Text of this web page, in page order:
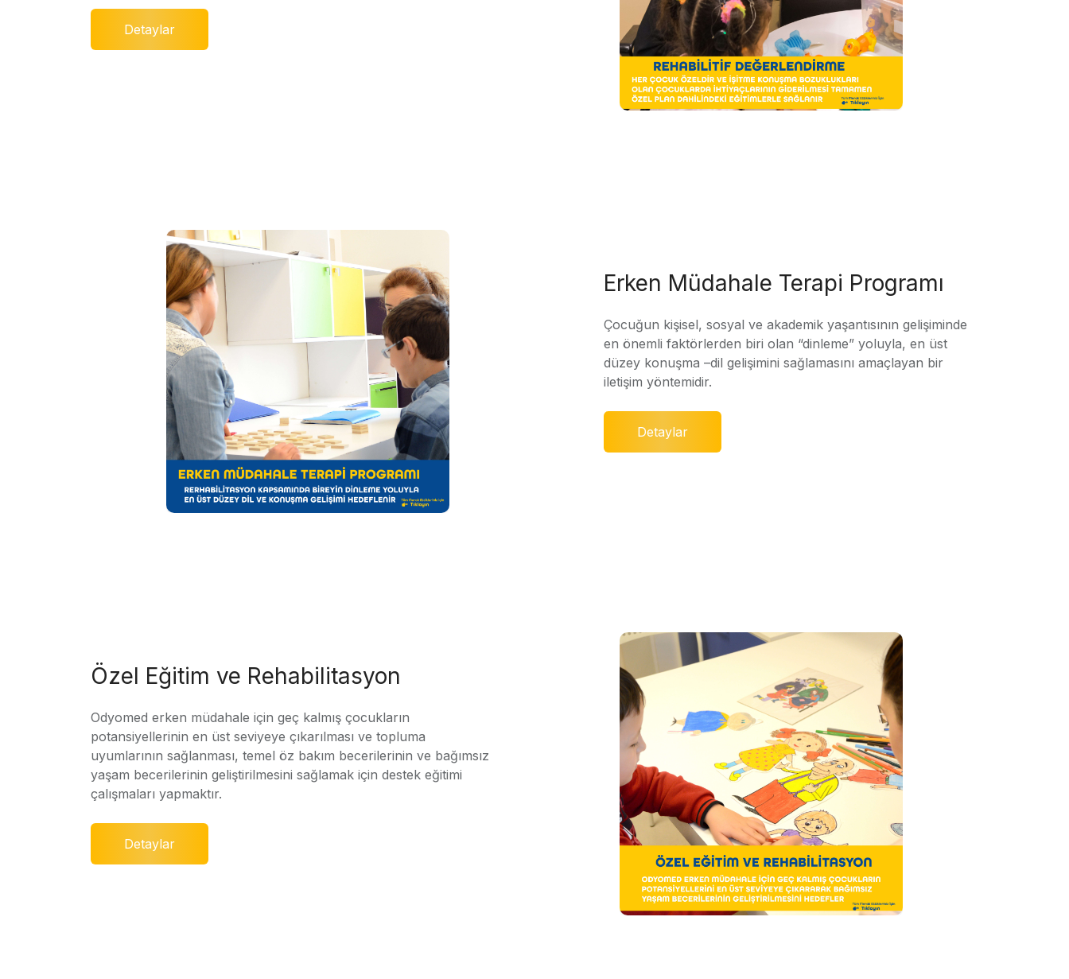
Detaylar
Erken Müdahale Terapi Programı
Çocuğun kişisel, sosyal ve akademik yaşantısının gelişiminde
en önemli faktörlerden biri olan “dinleme” yoluyla, en üst
düzey konuşma –dil gelişimini sağlamasını amaçlayan bir
iletişim yöntemidir.
Detaylar
Özel Eğitim ve Rehabilitasyon
Odyomed erken müdahale için geç kalmış çocukların
potansiyellerinin en üst seviyeye çıkarılması ve topluma
uyumlarının sağlanması, temel öz bakım becerilerinin ve bağımsız
yaşam becerilerinin geliştirilmesini sağlamak için destek eğitimi
çalışmaları yapmaktır.
Detaylar